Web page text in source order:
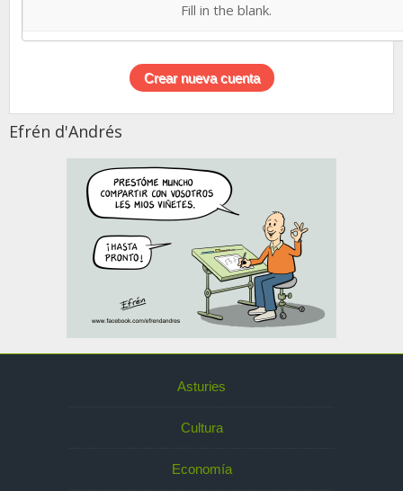
Fill in the blank.
Efrén d'Andrés
Asturies
Cultura
Economía